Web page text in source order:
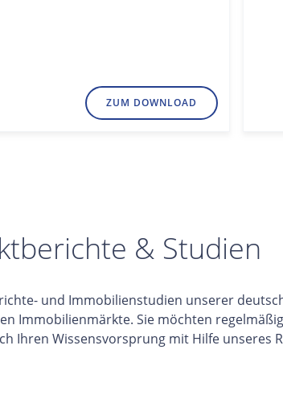
ZUM DOWNLOAD
& Studien
und Immobilienstudien unserer
Immobilienmärkte. Sie möchten
Ihren Wissensvorsprung mit Hilfe unseres